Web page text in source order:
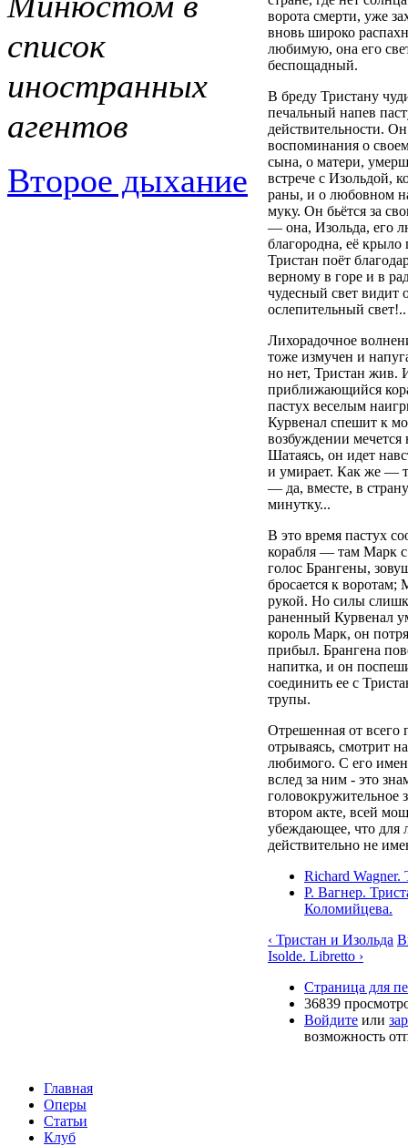
список
иностранных
агентов
Второе дыхание
ворота смерти, уже
вновь широко
любимую, она его
беспощадный.
В бреду Тристану
печальный напев
действительности.
воспоминания о
сына, о матери,
встрече с Изольдой,
раны, и о любовном
муку. Он бьётся за
— она, Изольда, его
благородна, её
Тристан поёт
верному в горе и в
чудесный свет
ослепительный свет!..
Лихорадочное
тоже измучен и
но нет, Тристан жив.
приближающийся
пастух веселым
Курвенал спешит к
возбуждении
Шатаясь, он идет
и умирает. Как же —
— да, вместе, в
минутку...
В это время пастух
корабля — там Марк
голос Брангены,
бросается к воротам;
рукой. Но силы
раненный Курвенал
король Марк, он
прибыл. Брангена
напитка, и он
соединить ее с
трупы.
Отрешенная от всего
отрываясь, смотрит
любимого. С его
вслед за ним - это
головокружительное
втором акте, всей
убеждающее, что для
действительно не
Richard Wagner.
Р. Вагнер.
Коломийцева.
‹ Тристан и Изольда
Isolde. Libretto ›
Страница для
36839
Войдите или
возможность
Главная
Оперы
Статьи
Клуб